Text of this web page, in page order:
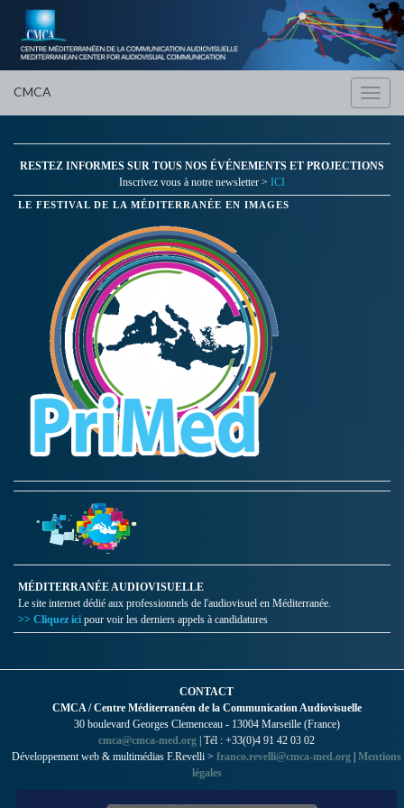
CMCA
RESTEZ INFORMES SUR TOUS NOS ÉVÉNEMENTS ET PROJECTIONS
Inscrivez vous à notre newsletter > ICI
LE FESTIVAL DE LA MÉDITERRANÉE EN IMAGES
MÉDITERRANÉE AUDIOVISUELLE
Le site internet dédié aux professionnels de l'audiovisuel en Méditerranée.
>> Cliquez ici pour voir les derniers appels à candidatures
CONTACT
CMCA / Centre Méditerranéen de la Communication Audiovisuelle
30 boulevard Georges Clemenceau - 13004 Marseille (France)
cmca@cmca-med.org | Tél : +33(0)4 91 42 03 02
Développement web & multimédias F.Revelli > franco.revelli@cmca-med.org Mentions
légales